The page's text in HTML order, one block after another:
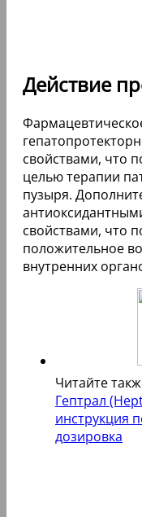
Действие
свойствами, что
целью терапии
пузыря.
свойствами, что
положительное
внутренних
Читайте
Гептрал
инструкция
дозировка